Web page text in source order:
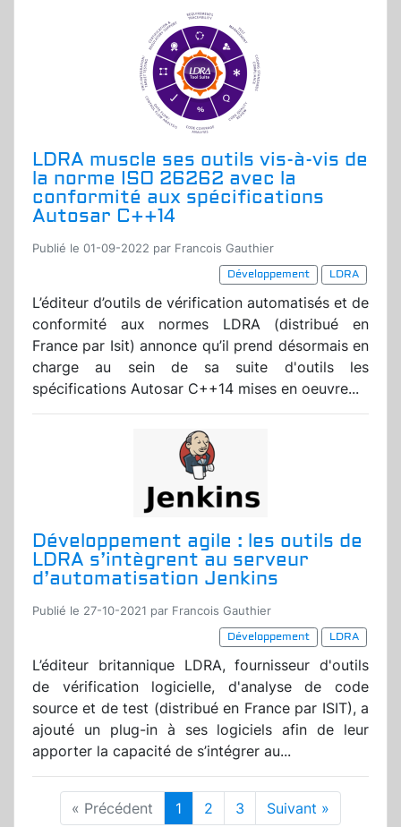
LDRA muscle ses outils vis-à-vis de
la norme ISO 26262 avec la
conformité aux spécifications
Autosar C++14
Publié le 01-09-2022 par Francois Gauthier
Développement
LDRA
L’éditeur d’outils de vérification automatisés et de
conformité aux normes LDRA (distribué en
France par Isit) annonce qu’il prend désormais en
charge au sein de sa suite d'outils les
spécifications Autosar C++14 mises en oeuvre...
Développement agile : les outils de
LDRA s’intègrent au serveur
d’automatisation Jenkins
Publié le 27-10-2021 par Francois Gauthier
Développement
LDRA
L’éditeur britannique LDRA, fournisseur d'outils
de vérification logicielle, d'analyse de code
source et de test (distribué en France par ISIT), a
ajouté un plug-in à ses logiciels afin de leur
apporter la capacité de s’intégrer au...
« Précédent 1 2 3 Suivant »